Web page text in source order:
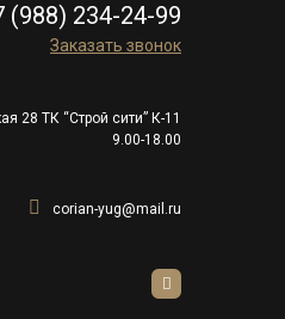
(988) 234-24-99
Заказать звонок
28 ТК “Строй сити” К-11
9.00-18.00
corian-yug@mail.ru